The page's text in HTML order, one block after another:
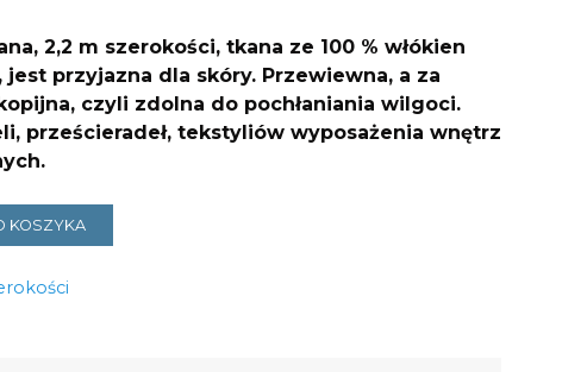
2,2 m szerokości, tkana ze 100 % włókien
jest przyjazna dla skóry. Przewiewna, a za
czyli zdolna do pochłaniania wilgoci.
prześcieradeł, tekstyliów wyposażenia wnętrz
KOSZYKA